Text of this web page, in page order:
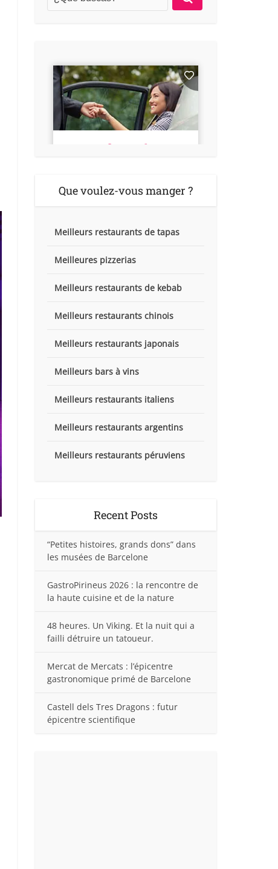
Que voulez-vous manger ?
Meilleurs restaurants de tapas
Meilleures pizzerias
Meilleurs restaurants de kebab
Meilleurs restaurants chinois
Meilleurs restaurants japonais
Meilleurs bars à vins
Meilleurs restaurants italiens
Meilleurs restaurants argentins
Meilleurs restaurants péruviens
Recent Posts
“Petites histoires, grands dons” dans
les musées de Barcelone
GastroPirineus 2026 : la rencontre de
la haute cuisine et de la nature
48 heures. Un Viking. Et la nuit qui a
failli détruire un tatoueur.
Mercat de Mercats : l’épicentre
gastronomique primé de Barcelone
Castell dels Tres Dragons : futur
épicentre scientifique